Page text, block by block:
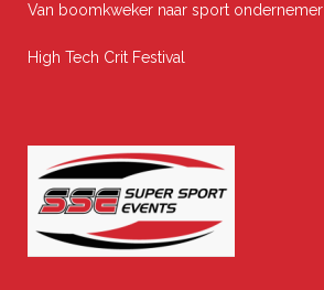
Van boomkweker naar sport ondernemer
High Tech Crit Festival